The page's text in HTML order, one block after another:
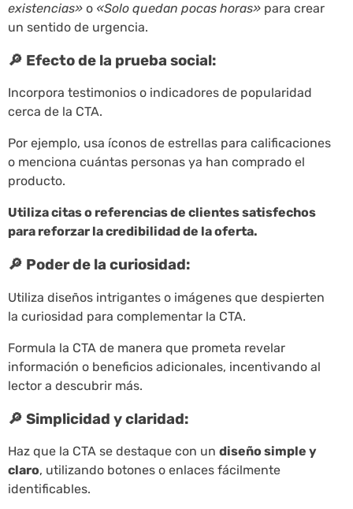
existencias» o «Solo quedan pocas horas» para crear
un sentido de urgencia.
🔎 Efecto de la prueba social:
Incorpora testimonios o indicadores de popularidad
cerca de la CTA.
Por ejemplo, usa íconos de estrellas para calificaciones
o menciona cuántas personas ya han comprado el
producto.
Utiliza citas o referencias de clientes satisfechos
para reforzar la credibilidad de la oferta.
🔎 Poder de la curiosidad:
Utiliza diseños intrigantes o imágenes que despierten
la curiosidad para complementar la CTA.
Formula la CTA de manera que prometa revelar
información o beneficios adicionales, incentivando al
lector a descubrir más.
🔎 Simplicidad y claridad:
Haz que la CTA se destaque con un diseño simple y
claro, utilizando botones o enlaces fácilmente
identificables.